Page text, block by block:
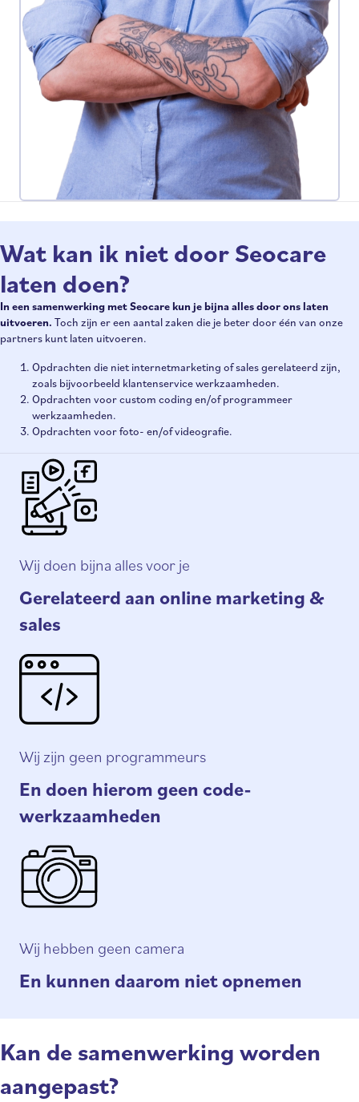
Wat kan ik niet door Seocare
laten doen?
In een samenwerking met Seocare kun je bijna alles door ons laten
uitvoeren. Toch zijn er een aantal zaken die je beter door één van onze
partners kunt laten uitvoeren.
Opdrachten die niet internetmarketing of sales gerelateerd zijn,
zoals bijvoorbeeld klantenservice werkzaamheden.
Opdrachten voor custom coding en/of programmeer
werkzaamheden.
Opdrachten voor foto- en/of videografie.
Wij doen bijna alles voor je
Gerelateerd aan online marketing &
sales
Wij zijn geen programmeurs
En doen hierom geen code-
werkzaamheden
Wij hebben geen camera
En kunnen daarom niet opnemen
Kan de samenwerking worden
aangepast?